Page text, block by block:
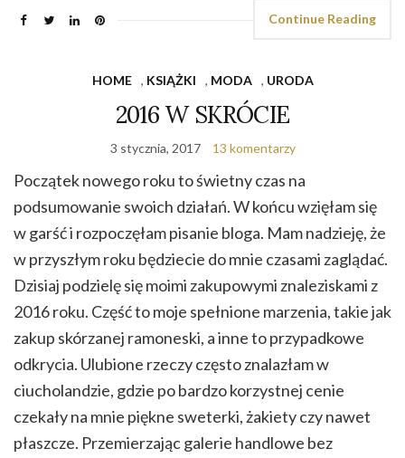
Continue Reading
HOME , KSIĄŻKI , MODA , URODA
2016 W SKRÓCIE
3 stycznia, 2017 13 komentarzy
Początek nowego roku to świetny czas na
podsumowanie swoich działań. W końcu wzięłam się
w garść i rozpoczęłam pisanie bloga. Mam nadzieję, że
w przyszłym roku będziecie do mnie czasami zaglądać.
Dzisiaj podzielę się moimi zakupowymi znaleziskami z
2016 roku. Część to moje spełnione marzenia, takie jak
zakup skórzanej ramoneski, a inne to przypadkowe
odkrycia. Ulubione rzeczy często znalazłam w
ciucholandzie, gdzie po bardzo korzystnej cenie
czekały na mnie piękne sweterki, żakiety czy nawet
płaszcze. Przemierzając galerie handlowe bez